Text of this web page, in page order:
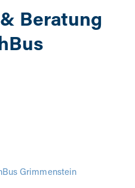
Beratung
Grimmenstein